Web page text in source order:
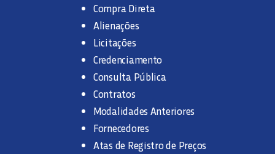
Compra Direta
Alienações
Licitações
Credenciamento
Consulta Pública
Contratos
Modalidades Anteriores
Fornecedores
Atas de Registro de Preços